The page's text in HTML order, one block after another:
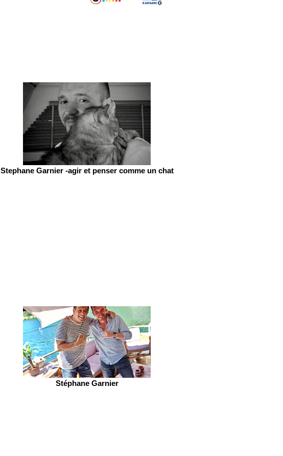
Stephane Garnier -agir et penser comme un chat
Stéphane Garnier